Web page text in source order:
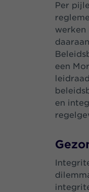
Per
werken
een
en